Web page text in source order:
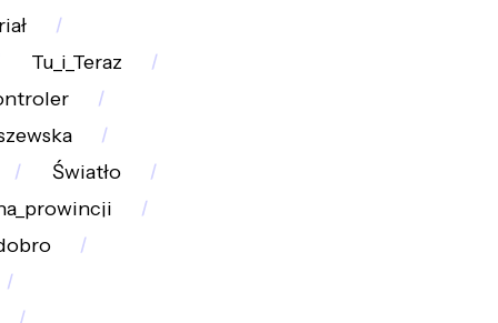
Tu_i_Teraz
Światło